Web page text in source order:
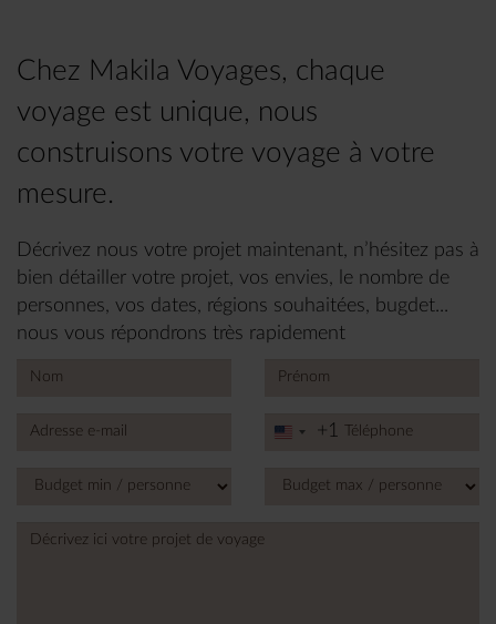
Chez Makila Voyages, chaque
voyage est unique, nous
construisons votre voyage à votre
mesure.
Décrivez nous votre projet maintenant, n’hésitez pas à
bien détailler votre projet, vos envies, le nombre de
personnes, vos dates, régions souhaitées, bugdet...
nous vous répondrons très rapidement
United
+1
+1